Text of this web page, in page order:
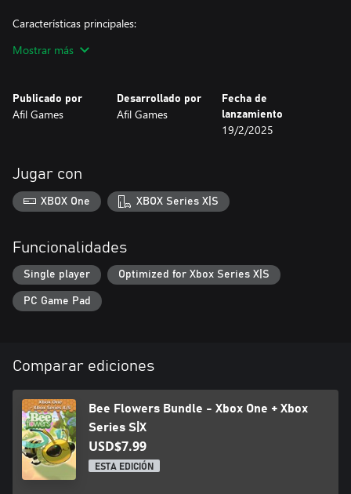
Características principales:
Jugabilidad relajante: Gira y organiza piezas hexagonales para
mecánicas a medida que avanzas.
Ambiente acogedor: Diseño minimalista y banda sonora relajante
lleve a un mundo de lógica y belleza. ¿Estás listo para ayudar a
las abejas y dar vida a las flores?
Mostrar más
Publicado por
Afil Games
Desarrollado por
Afil Games
Fecha de
lanzamiento
19/2/2025
Jugar con
XBOX One XBOX Series X|S
Funcionalidades
Single player Optimized for Xbox Series X|S
PC Game Pad
Comparar ediciones
Bee Flowers Bundle - Xbox One + Xbox
Series S|X
USD$7.99
ESTA EDICIÓN